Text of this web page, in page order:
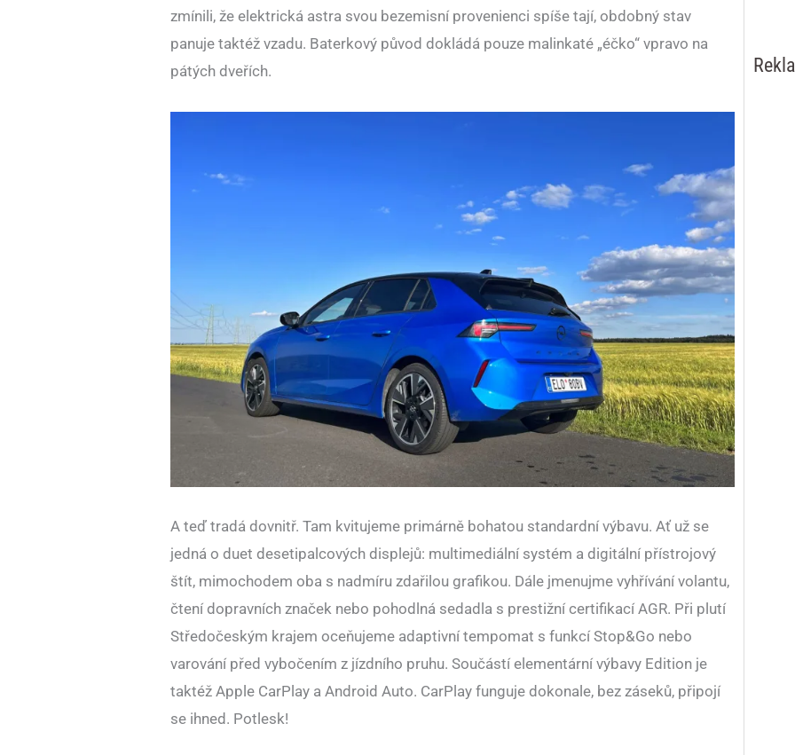
zmínili, že elektrická astra svou bezemisní provenienci spíše tají, obdobný stav
panuje taktéž vzadu. Baterkový původ dokládá pouze malinkaté „éčko“ vpravo na
pátých dveřích.
A teď tradá dovnitř. Tam kvitujeme primárně bohatou standardní výbavu. Ať už se
jedná o duet desetipalcových displejů: multimediální systém a digitální přístrojový
štít, mimochodem oba s nadmíru zdařilou grafikou. Dále jmenujme vyhřívání volantu,
čtení dopravních značek nebo pohodlná sedadla s prestižní certifikací AGR. Při plutí
Středočeským krajem oceňujeme adaptivní tempomat s funkcí Stop&Go nebo
varování před vybočením z jízdního pruhu. Součástí elementární výbavy Edition je
taktéž Apple CarPlay a Android Auto. CarPlay funguje dokonale, bez záseků, připojí
se ihned. Potlesk!